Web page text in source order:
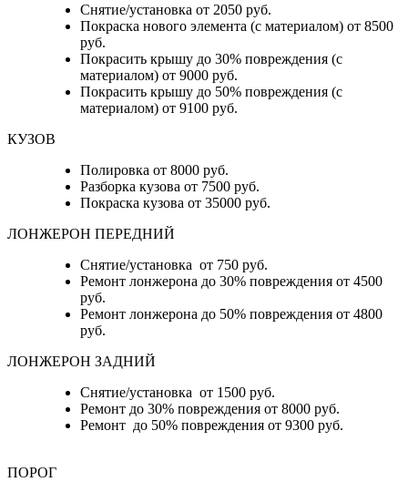
Снятие/установка от 2050 руб.
Покраска нового элемента (с материалом) от 8500
руб.
Покрасить крышу до 30% повреждения (с
материалом) от 9000 руб.
Покрасить крышу до 50% повреждения (с
материалом) от 9100 руб.
КУЗОВ
Полировка от 8000 руб.
Разборка кузова от 7500 руб.
Покраска кузова от 35000 руб.
ЛОНЖЕРОН ПЕРЕДНИЙ
Снятие/установка от 750 руб.
Ремонт лонжерона до 30% повреждения от 4500
руб.
Ремонт лонжерона до 50% повреждения от 4800
руб.
ЛОНЖЕРОН ЗАДНИЙ
Снятие/установка от 1500 руб.
Ремонт до 30% повреждения от 8000 руб.
Ремонт до 50% повреждения от 9300 руб.
ПОРОГ